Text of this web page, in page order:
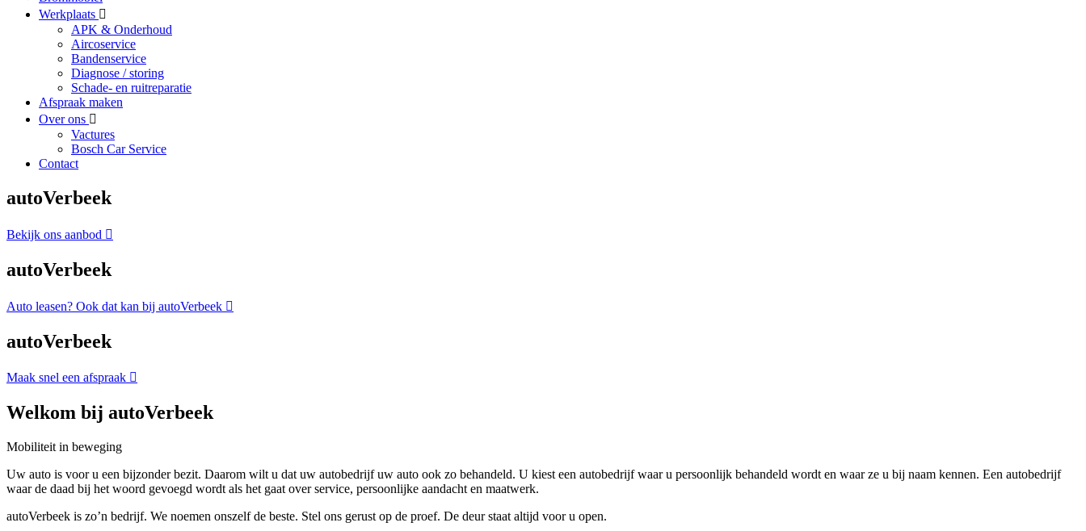
Werkplaats
APK & Onderhoud
Aircoservice
Bandenservice
Diagnose / storing
Schade- en ruitreparatie
Afspraak maken
Over ons
Vactures
Bosch Car Service
Contact
autoVerbeek
Bekijk ons aanbod
autoVerbeek
Auto leasen? Ook dat kan bij autoVerbeek
autoVerbeek
Maak snel een afspraak
Welkom bij autoVerbeek
Mobiliteit in beweging
Uw auto is voor u een bijzonder bezit. Daarom wilt u dat uw autobedrijf uw auto ook zo behandeld. U kiest een autobedrijf waar u persoonlijk behandeld wordt en waar ze u bij naam kennen. Een autobedrijf
waar de daad bij het woord gevoegd wordt als het gaat over service, persoonlijke aandacht en maatwerk.
autoVerbeek is zo’n bedrijf. We noemen onszelf de beste. Stel ons gerust op de proef. De deur staat altijd voor u open.